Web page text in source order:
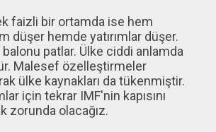
faizli bir ortamda ise hem
düşer hemde yatırımlar düşer.
patlar. Ülke ciddi anlamda
Malesef özelleştirmeler
ülke kaynakları da tükenmiştir.
için tekrar IMF'nin kapısını
zorunda olacağız.